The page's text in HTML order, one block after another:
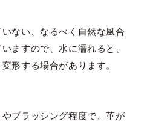
ない、なるべく自然な風合
ますので、水に濡れると、
形する場合があります。
ブラッシング程度で、革が